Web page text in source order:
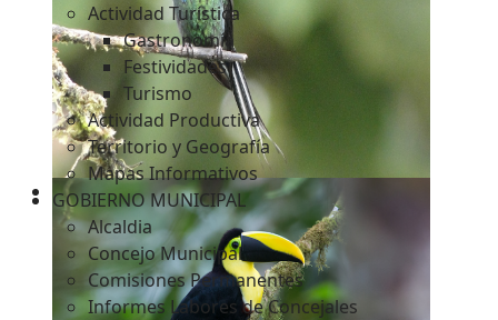
Actividad Turística
Gastronomía
Festividades
Turismo
Actividad Productiva
Territorio y Geografía
Mapas Informativos
GOBIERNO MUNICIPAL
Alcaldia
Concejo Municipal
Comisiones Permanentes
Informes Labores de Concejales